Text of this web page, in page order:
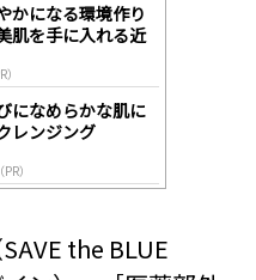
かになる環境作り
肌を手に入れる近
になめらかな肌に
レンジング
）
the BLUE